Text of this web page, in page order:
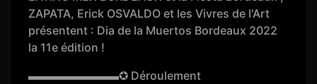
ZAPATA, Erick OSVALDO et les Vivres de l'Art
présentent : Dia de la Muertos Bordeaux 2022
la 11e édition !
▬▬▬▬▬▬▬▬✪ Déroulement